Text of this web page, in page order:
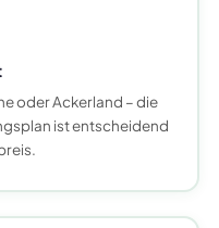
oder Ackerland – die
ist entscheidend